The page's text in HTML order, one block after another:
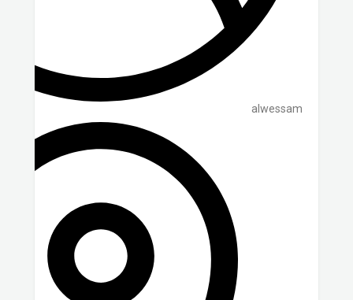
alwessam